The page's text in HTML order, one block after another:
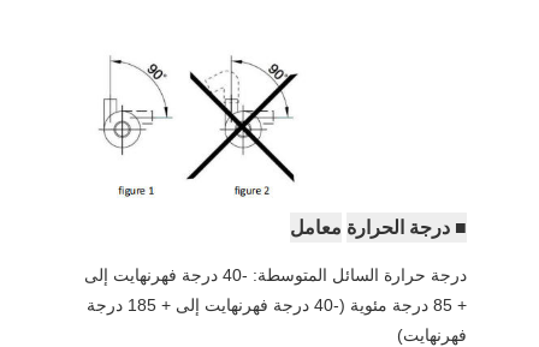
■ درجة الحرارة معامل
درجة حرارة السائل المتوسطة: -40 درجة فهرنهايت إلى
+ 85 درجة مئوية (-40 درجة فهرنهايت إلى + 185 درجة
فهرنهايت)